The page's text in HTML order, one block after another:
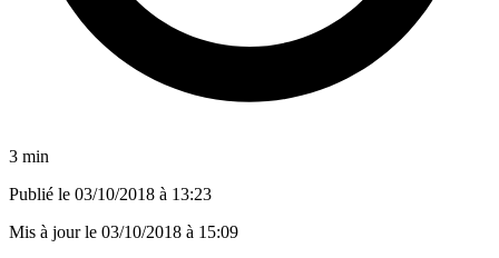
3 min
Publié le 03/10/2018 à 13:23
Mis à jour le 03/10/2018 à 15:09